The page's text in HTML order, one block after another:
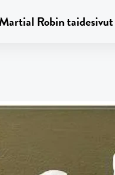
Martial Robin taidesivut